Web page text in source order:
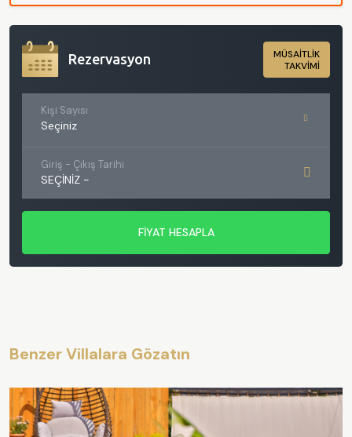
Rezervasyon
MÜSAİTLİK
TAKVİMİ
Kişi Sayısı
Seçiniz
Giriş - Çıkış Tarihi
SEÇINIZ -
FİYAT HESAPLA
Benzer Villalara Gözatın